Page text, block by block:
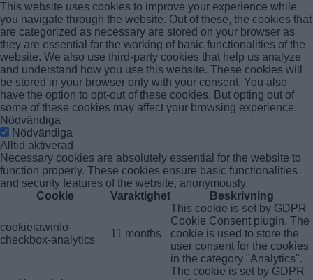
This website uses cookies to improve your experience while
you navigate through the website. Out of these, the cookies that
are categorized as necessary are stored on your browser as
they are essential for the working of basic functionalities of the
website. We also use third-party cookies that help us analyze
and understand how you use this website. These cookies will
be stored in your browser only with your consent. You also
have the option to opt-out of these cookies. But opting out of
some of these cookies may affect your browsing experience.
Nödvändiga
Nödvändiga
Alltid aktiverad
Necessary cookies are absolutely essential for the website to
function properly. These cookies ensure basic functionalities
and security features of the website, anonymously.
Cookie
Varaktighet Beskrivning
cookielawinfo-
checkbox-analytics
11 months
This cookie is set by GDPR
Cookie Consent plugin. The
cookie is used to store the
user consent for the cookies
in the category "Analytics".
The cookie is set by GDPR